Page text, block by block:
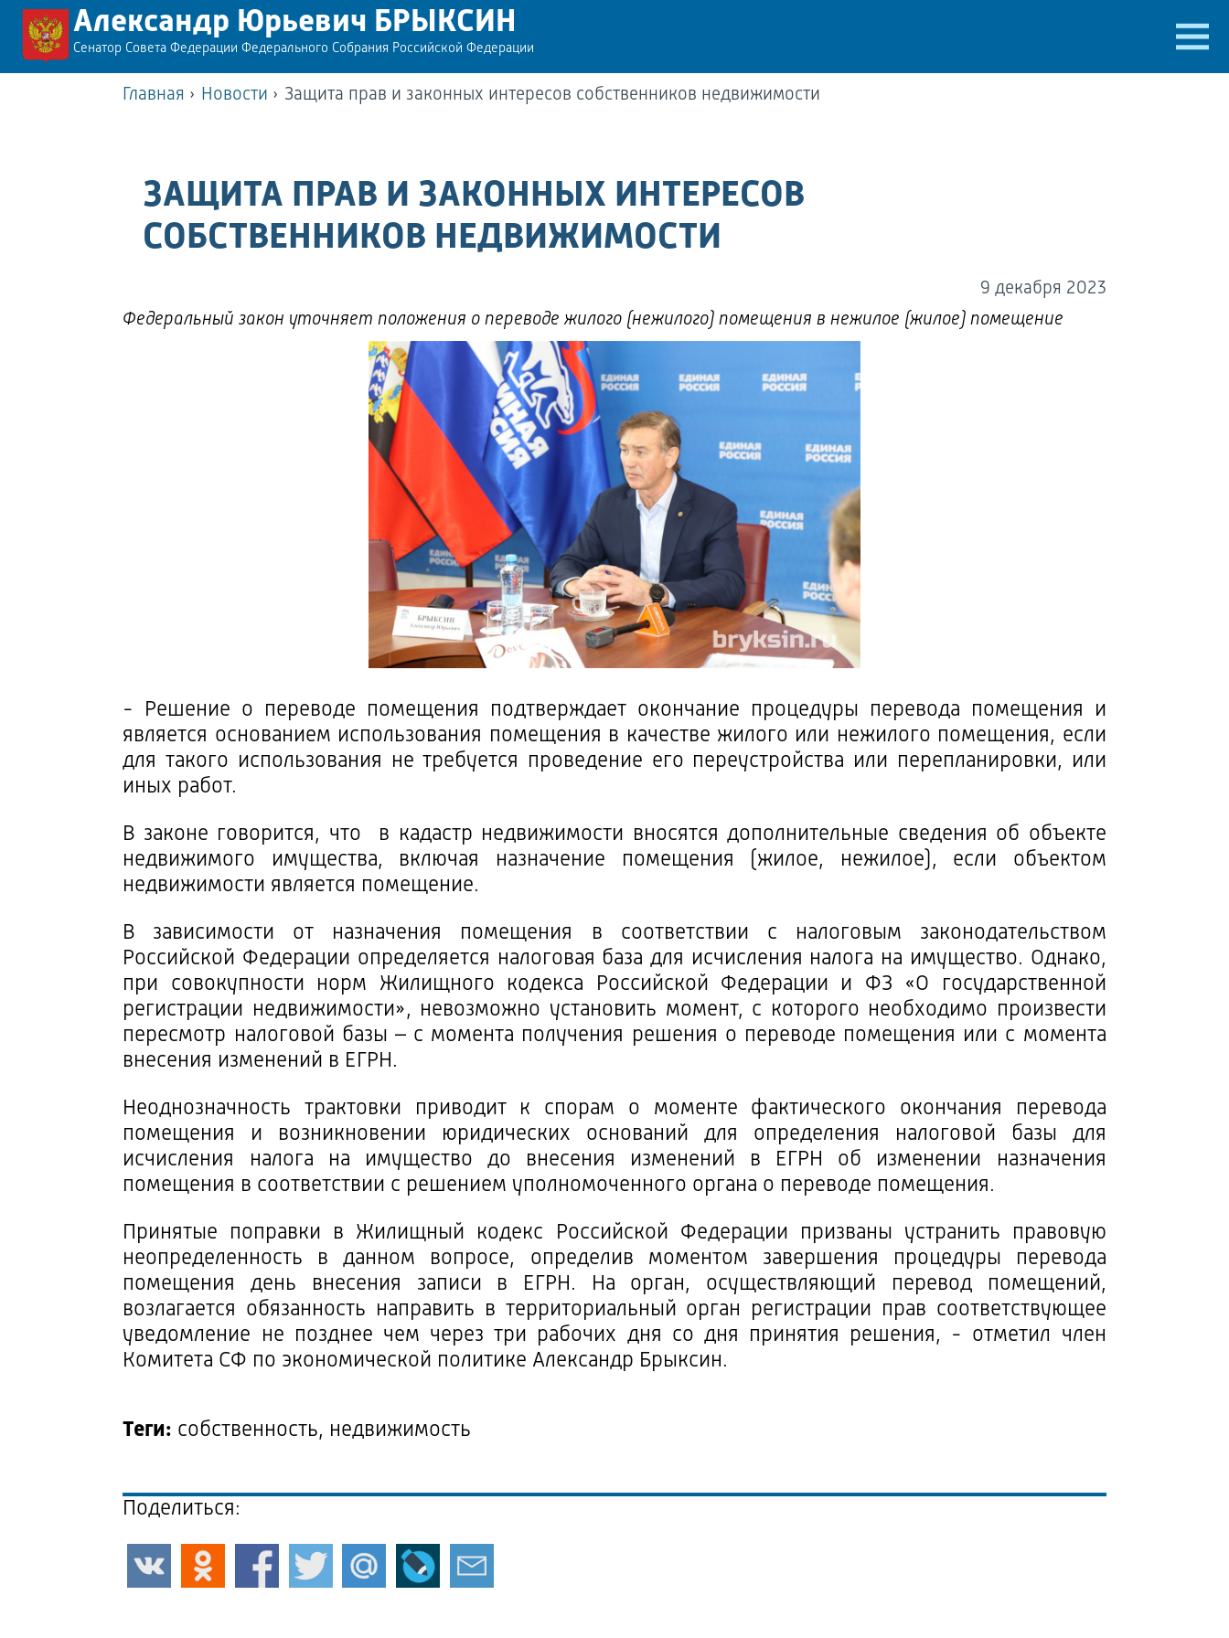
Александр Юрьевич БРЫКСИН
Сенатор Совета Федерации Федерального Собрания Российской Федерации
Главная › Новости › Защита прав и законных интересов собственников недвижимости
ЗАЩИТА ПРАВ И ЗАКОННЫХ ИНТЕРЕСОВ
СОБСТВЕННИКОВ НЕДВИЖИМОСТИ
9 декабря 2023
Федеральный закон уточняет положения о переводе жилого (нежилого) помещения в нежилое (жилое) помещение
- Решение о переводе помещения подтверждает окончание процедуры перевода помещения и
является основанием использования помещения в качестве жилого или нежилого помещения, если
для такого использования не требуется проведение его переустройства или перепланировки, или
иных работ.
В законе говорится, что в кадастр недвижимости вносятся дополнительные сведения об объекте
недвижимого имущества, включая назначение помещения (жилое, нежилое), если объектом
недвижимости является помещение.
В зависимости от назначения помещения в соответствии с налоговым законодательством
Российской Федерации определяется налоговая база для исчисления налога на имущество. Однако,
при совокупности норм Жилищного кодекса Российской Федерации и ФЗ «О государственной
регистрации недвижимости», невозможно установить момент, с которого необходимо произвести
пересмотр налоговой базы – с момента получения решения о переводе помещения или с момента
внесения изменений в ЕГРН.
Неоднозначность трактовки приводит к спорам о моменте фактического окончания перевода
помещения и возникновении юридических оснований для определения налоговой базы для
исчисления налога на имущество до внесения изменений в ЕГРН об изменении назначения
помещения в соответствии с решением уполномоченного органа о переводе помещения.
Принятые поправки в Жилищный кодекс Российской Федерации призваны устранить правовую
неопределенность в данном вопросе, определив моментом завершения процедуры перевода
помещения день внесения записи в ЕГРН. На орган, осуществляющий перевод помещений,
возлагается обязанность направить в территориальный орган регистрации прав соответствующее
уведомление не позднее чем через три рабочих дня со дня принятия решения, - отметил член
Комитета СФ по экономической политике Александр Брыксин.
Теги: собственность, недвижимость
Поделиться: